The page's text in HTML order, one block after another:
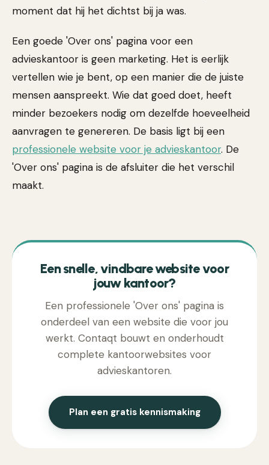
moment dat hij het dichtst bij ja was.
Een goede 'Over ons' pagina voor een
advieskantoor is geen marketing. Het is eerlijk
vertellen wie je bent, op een manier die de juiste
mensen aanspreekt. Wie dat goed doet, heeft
minder bezoekers nodig om dezelfde hoeveelheid
aanvragen te genereren. De basis ligt bij een
professionele website voor je advieskantoor. De
'Over ons' pagina is de afsluiter die het verschil
maakt.
Een snelle, vindbare website voor
jouw kantoor?
Een professionele 'Over ons' pagina is
onderdeel van een website die voor jou
werkt. Contaqt bouwt en onderhoudt
complete kantoorwebsites voor
advieskantoren.
Plan een gratis kennismaking